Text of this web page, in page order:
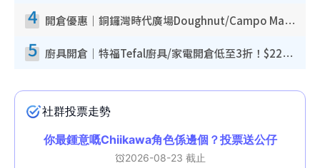
4 開倉優惠｜銅鑼灣時代廣場Doughnut/Campo Marzio開倉低至1折！背囊、書包、手袋劈價$200起
5 廚具開倉｜特福Tefal廚具/家電開倉低至3折！$220起買平底鍋/炒鑊/湯煲！電飯煲/吸塵機/燙斗$418起